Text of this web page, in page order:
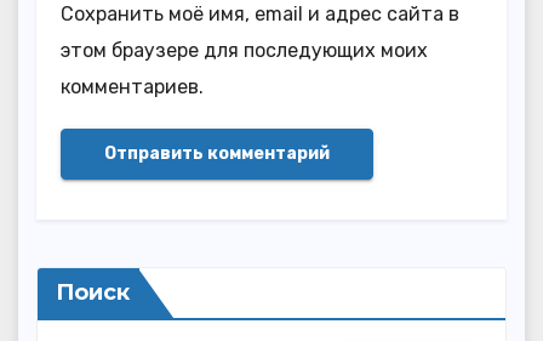
Сохранить моё имя, email и адрес сайта в
этом браузере для последующих моих
комментариев.
Поиск